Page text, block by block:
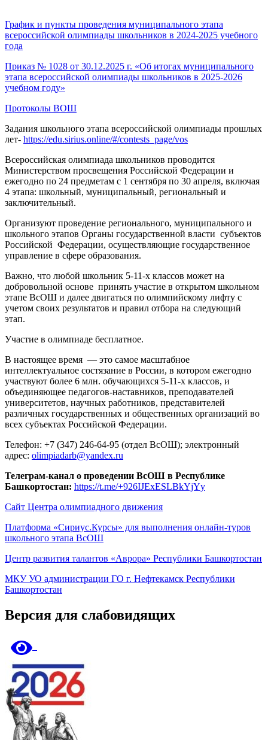
График и пункты проведения муниципального этапа
всероссийской олимпиады школьников в 2024-2025 учебного
года
Приказ № 1028 от 30.12.2025 г. «Об итогах муниципального
этапа всероссийской олимпиады школьников в 2025-2026
учебном году»
Протоколы ВОШ
Задания школьного этапа всероссийской олимпиады прошлых
лет- https://edu.sirius.online/#/contests_page/vos
Всероссийская олимпиада школьников проводится
Министерством просвещения Российской Федерации и
ежегодно по 24 предметам с 1 сентября по 30 апреля, включая
4 этапа: школьный, муниципальный, региональный и
заключительный.
Организуют проведение регионального, муниципального и
школьного этапов Органы государственной власти субъектов
Российской Федерации, осуществляющие государственное
управление в сфере образования.
Важно, что любой школьник 5-11-х классов может на
добровольной основе принять участие в открытом школьном
этапе ВсОШ и далее двигаться по олимпийскому лифту с
учетом своих результатов и правил отбора на следующий
этап.
Участие в олимпиаде бесплатное.
В настоящее время — это самое масштабное
интеллектуальное состязание в России, в котором ежегодно
участвуют более 6 млн. обучающихся 5-11-х классов, и
объединяющее педагогов-наставников, преподавателей
университетов, научных работников, представителей
различных государственных и общественных организаций во
всех субъектах Российской Федерации.
Телефон: +7 (347) 246-64-95 (отдел ВсОШ); электронный
адрес: olimpiadarb@yandex.ru
Телеграм-канал о проведении ВсОШ в Республике
Башкортостан: https://t.me/+926IJExESLBkYjYy
Сайт Центра олимпиадного движения
Платформа «Сириус.Курсы» для выполнения онлайн-туров
школьного этапа ВсОШ
Центр развития талантов «Аврора» Республики Башкортостан
МКУ УО администрации ГО г. Нефтекамск Республики
Башкортостан
Версия для слабовидящих